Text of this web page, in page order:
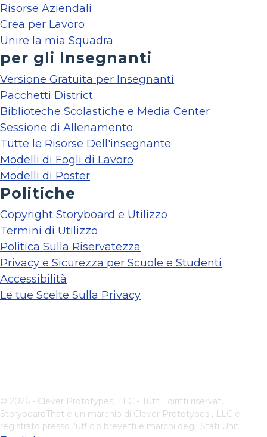
Risorse Aziendali
Crea per Lavoro
Unire la mia Squadra
per gli Insegnanti
Versione Gratuita per Insegnanti
Pacchetti District
Biblioteche Scolastiche e Media Center
Sessione di Allenamento
Tutte le Risorse Dell'insegnante
Modelli di Fogli di Lavoro
Modelli di Poster
Politiche
Copyright Storyboard e Utilizzo
Termini di Utilizzo
Politica Sulla Riservatezza
Privacy e Sicurezza per Scuole e Studenti
Accessibilità
Le tue Scelte Sulla Privacy
© 2026 - Clever Prototypes, LLC - Tutti i diritti riservati.
StoryboardThat è un marchio di Clever Prototypes , LLC e
registrato presso l'ufficio brevetti e marchi degli Stati Uniti